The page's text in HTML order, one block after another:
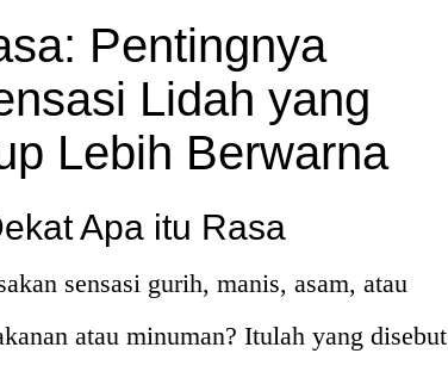
Pentingnya
Lidah yang
Lebih Berwarna
Apa itu Rasa
sensasi gurih, manis, asam, atau
atau minuman? Itulah yang disebut